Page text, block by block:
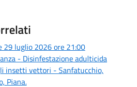
29 luglio 2026 ore 21:00
- Disinfestazione adulticida
insetti vettori - Sanfatucchio,
Piana.